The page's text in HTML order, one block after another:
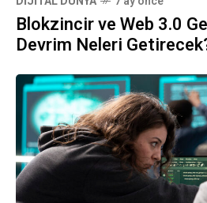
Blokzincir ve Web 3.0
Devrim Neleri